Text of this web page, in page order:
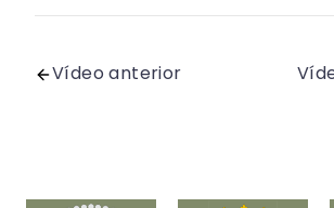
Vídeo anterior